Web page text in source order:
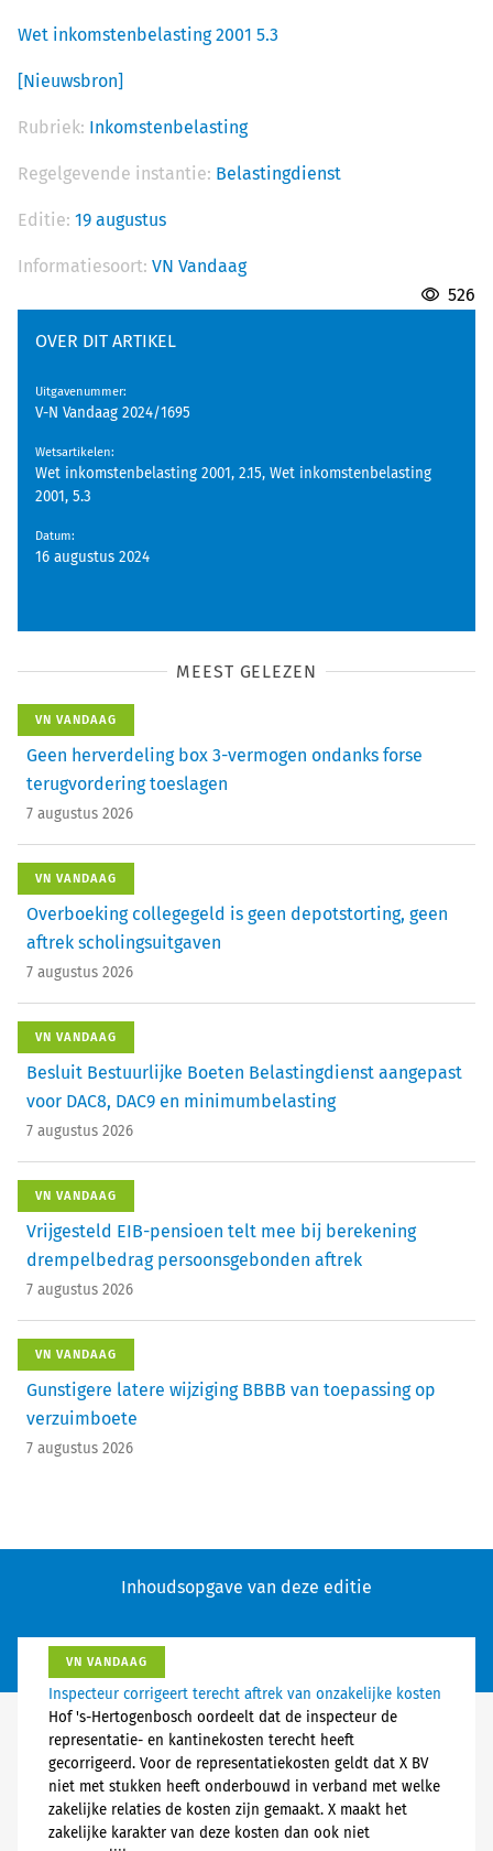
Wet inkomstenbelasting 2001 5.3
[Nieuwsbron]
Rubriek: Inkomstenbelasting
Regelgevende instantie: Belastingdienst
Editie: 19 augustus
Informatiesoort: VN Vandaag
526
OVER DIT ARTIKEL
Uitgavenummer:
V-N Vandaag 2024/1695
Wetsartikelen:
Wet inkomstenbelasting 2001, 2.15, Wet inkomstenbelasting
2001, 5.3
Datum:
16 augustus 2024
MEEST GELEZEN
VN VANDAAG
Geen herverdeling box 3-vermogen ondanks forse
terugvordering toeslagen
7 augustus 2026
VN VANDAAG
Overboeking collegegeld is geen depotstorting, geen
aftrek scholingsuitgaven
7 augustus 2026
VN VANDAAG
Besluit Bestuurlijke Boeten Belastingdienst aangepast
voor DAC8, DAC9 en minimumbelasting
7 augustus 2026
VN VANDAAG
Vrijgesteld EIB-pensioen telt mee bij berekening
drempelbedrag persoonsgebonden aftrek
7 augustus 2026
VN VANDAAG
Gunstigere latere wijziging BBBB van toepassing op
verzuimboete
7 augustus 2026
Inhoudsopgave van deze editie
VN VANDAAG
Inspecteur corrigeert terecht aftrek van onzakelijke kosten
Hof 's-Hertogenbosch oordeelt dat de inspecteur de
representatie- en kantinekosten terecht heeft
gecorrigeerd. Voor de representatiekosten geldt dat X BV
niet met stukken heeft onderbouwd in verband met welke
zakelijke relaties de kosten zijn gemaakt. X maakt het
zakelijke karakter van deze kosten dan ook niet